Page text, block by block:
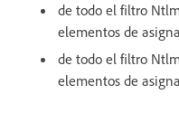
de todo el filtro
elementos de
de todo el filtro
elementos de